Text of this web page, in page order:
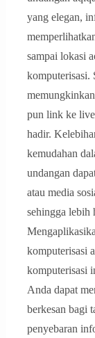
yang elegan,
sampai lokasi
komputerisasi.
pun link ke
hadir.
kemudahan
undangan
atau media
sehingga lebih
komputerisasi
komputerisasi
Anda dapat
berkesan bagi
penyebaran